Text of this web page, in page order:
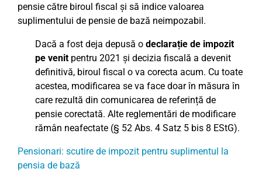
pensie către biroul fiscal și să indice valoarea
suplimentului de pensie de bază neimpozabil.
Dacă a fost deja depusă o declarație de impozit
pe venitpentru 2021 și decizia fiscală a devenit
definitivă, biroul fiscal o va corecta acum. Cu toate
acestea, modificarea se va face doar în măsura în
care rezultă din comunicarea de referință de
pensie corectată. Alte reglementări de modificare
rămân neafectate (§ 52 Abs. 4 Satz 5 bis 8 EStG).
Pensionari: scutire de impozit pentru suplimentul la
pensia de bază